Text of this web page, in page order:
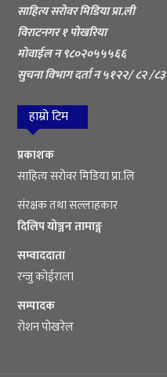
साहित्य सरोवर मिडिया प्रा.ली
विराटनगर १ पोखरिया
मोवाईल न ९८०२०५५५६६
सुचना विभाग दर्ता न ५१२२/ ८२ /८३
हाम्रो टिम
प्रकाशक
साहित्य सरोवर मिडिया प्रा.लि
संरक्षक तथा सल्लाहकार
दिलिप योञ्जन तामाङ्ग
सम्वाददाता
रन्जु कोईराला
सम्पादक
रोशन पोखरेल